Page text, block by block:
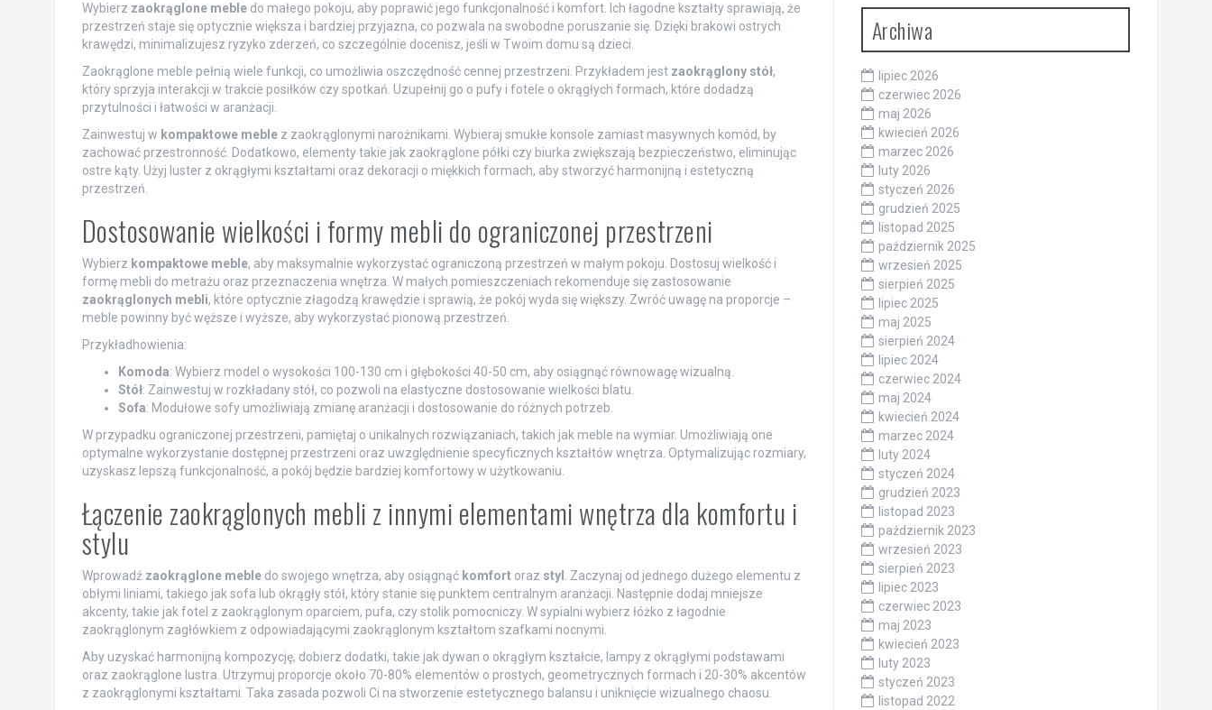
Wybierz zaokrąglone mebledo małego pokoju, aby poprawić jego funkcjonalność i komfort. Ich łagodne kształty sprawiają, że
przestrzeń staje się optycznie większa i bardziej przyjazna, co pozwala na swobodne poruszanie się. Dzięki brakowi ostrych
krawędzi, minimalizujesz ryzyko zderzeń, co szczególnie docenisz, jeśli w Twoim domu są dzieci.
Zaokrąglone meble pełnią wiele funkcji, co umożliwia oszczędność cennej przestrzeni. Przykładem jest zaokrąglony stół,
który sprzyja interakcji w trakcie posiłków czy spotkań. Uzupełnij go o pufy i fotele o okrągłych formach, które dodadzą
przytulności i łatwości w aranżacji.
Zainwestuj w kompaktowe meblez zaokrąglonymi narożnikami. Wybieraj smukłe konsole zamiast masywnych komód, by
zachować przestronność. Dodatkowo, elementy takie jak zaokrąglone półki czy biurka zwiększają bezpieczeństwo, eliminując
ostre kąty. Użyj luster z okrągłymi kształtami oraz dekoracji o miękkich formach, aby stworzyć harmonijną i estetyczną
przestrzeń.
Dostosowanie wielkości i formy mebli do ograniczonej przestrzeni
Wybierz kompaktowe meble, aby maksymalnie wykorzystać ograniczoną przestrzeń w małym pokoju. Dostosuj wielkość i
formę mebli do metrażu oraz przeznaczenia wnętrza. W małych pomieszczeniach rekomenduje się zastosowanie
zaokrąglonych mebli, które optycznie złagodzą krawędzie i sprawią, że pokój wyda się większy. Zwróć uwagę na proporcje –
meble powinny być węższe i wyższe, aby wykorzystać pionową przestrzeń.
Przykładhowienia:
Komoda: Wybierz model o wysokości 100-130 cm i głębokości 40-50 cm, aby osiągnąć równowagę wizualną.
Stół: Zainwestuj w rozkładany stół, co pozwoli na elastyczne dostosowanie wielkości blatu.
Sofa: Modułowe sofy umożliwiają zmianę aranżacji i dostosowanie do różnych potrzeb.
W przypadku ograniczonej przestrzeni, pamiętaj o unikalnych rozwiązaniach, takich jak meble na wymiar. Umożliwiają one
optymalne wykorzystanie dostępnej przestrzeni oraz uwzględnienie specyficznych kształtów wnętrza. Optymalizując rozmiary,
uzyskasz lepszą funkcjonalność, a pokój będzie bardziej komfortowy w użytkowaniu.
Łączenie zaokrąglonych mebli z innymi elementami wnętrza dla komfortu i
stylu
Wprowadźzaokrąglone mebledo swojego wnętrza, aby osiągnąć komfortoraz styl . Zaczynaj od jednego dużego elementu z
obłymi liniami, takiego jak sofa lub okrągły stół, który stanie się punktem centralnym aranżacji. Następnie dodaj mniejsze
akcenty, takie jak fotel z zaokrąglonym oparciem, pufa, czy stolik pomocniczy. W sypialni wybierz łóżko z łagodnie
zaokrąglonym zagłówkiem z odpowiadającymi zaokrąglonym kształtom szafkami nocnymi.
Aby uzyskać harmonijną kompozycję, dobierz dodatki, takie jak dywan o okrągłym kształcie, lampy z okrągłymi podstawami
oraz zaokrąglone lustra. Utrzymuj proporcje około 70-80% elementów o prostych, geometrycznych formach i 20-30% akcentów
z zaokrąglonymi kształtami. Taka zasada pozwoli Ci na stworzenie estetycznego balansu i uniknięcie wizualnego chaosu.
Archiwa
lipiec 2026
czerwiec 2026
maj 2026
kwiecień 2026
marzec 2026
luty 2026
styczeń 2026
grudzień 2025
listopad 2025
październik 2025
wrzesień 2025
sierpień 2025
lipiec 2025
maj 2025
sierpień 2024
lipiec 2024
czerwiec 2024
maj 2024
kwiecień 2024
marzec 2024
luty 2024
styczeń 2024
grudzień 2023
listopad 2023
październik 2023
wrzesień 2023
sierpień 2023
lipiec 2023
czerwiec 2023
maj 2023
kwiecień 2023
luty 2023
styczeń 2023
listopad 2022